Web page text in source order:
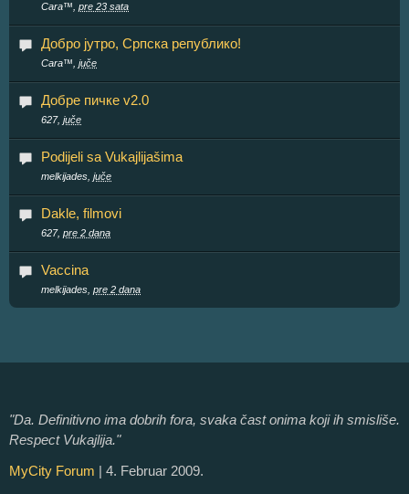
Cara™, pre 23 sata
Добро јутро, Српска републико!
Cara™, juče
Добре пичке v2.0
627, juče
Podijeli sa Vukajlijašima
melkijades, juče
Dakle, filmovi
627, pre 2 dana
Vaccina
melkijades, pre 2 dana
"Da. Definitivno ima dobrih fora, svaka čast onima koji ih smisliše.
Respect Vukajlija."
MyCity Forum | 4. Februar 2009.